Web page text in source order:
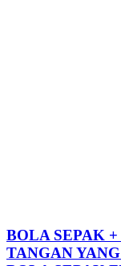
BOLA SEPAK
TANGAN